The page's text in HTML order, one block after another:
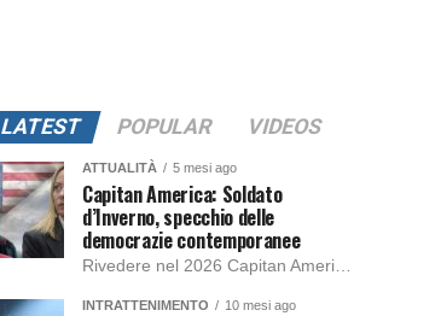
LATEST POPULAR VIDEOS
ATTUALITÀ 5 mesi ago
Capitan America: Soldato
d’Inverno, specchio delle
democrazie contemporanee
INTRATTENIMENTO 10 mesi ago